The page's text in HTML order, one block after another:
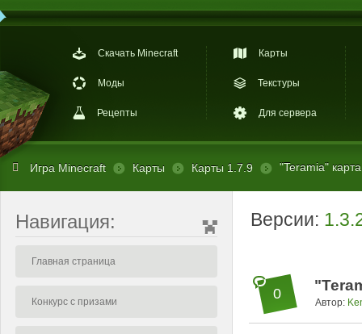
Скачать Minecraft
Моды
Рецепты
Карты
Текстуры
Для сервера
Игра Minecraft Карты Карты 1.7.9 "Teramia"
Навигация:
Главная страница
Конкурс с призами
Версии:
0
Автор: